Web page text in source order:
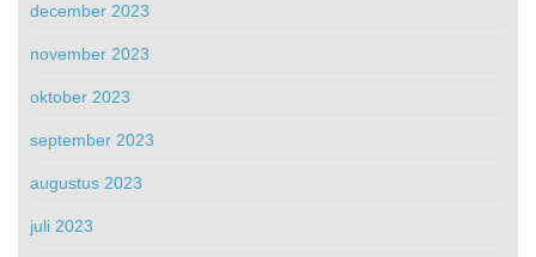
december 2023
november 2023
oktober 2023
september 2023
augustus 2023
juli 2023